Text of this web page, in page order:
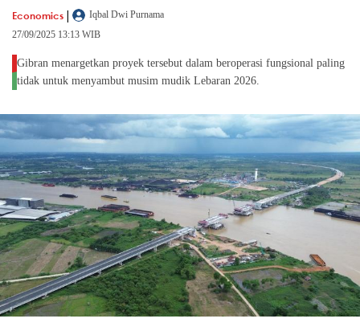
Economics |
Iqbal Dwi Purnama
27/09/2025 13:13 WIB
Gibran menargetkan proyek tersebut dalam beroperasi fungsional paling
tidak untuk menyambut musim mudik Lebaran 2026.